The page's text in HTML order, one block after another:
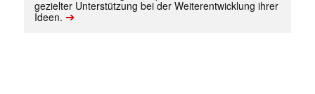
gezielter Unterstützung bei der Weiterentwicklung ihrer
Ideen. ➔